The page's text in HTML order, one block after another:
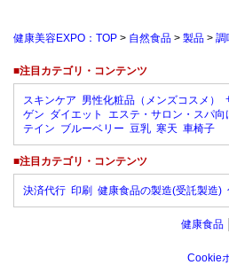
健康美容EXPO：TOP > 自然食品 > 製品 > 調
■注目カテゴリ・コンテンツ
スキンケア 男性化粧品（メンズコスメ）
ゲン ダイエット エステ・サロン・スパ向
テイン ブルーベリー 豆乳 寒天 車椅子
■注目カテゴリ・コンテンツ
決済代行 印刷 健康食品の製造(受託製造)
健康食品
Cookie